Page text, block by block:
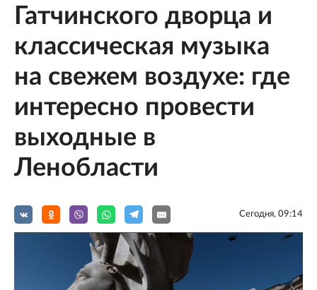
Гатчинского дворца и
классическая музыка
на свежем воздухе: где
интересно провести
выходные в
Ленобласти
Сегодня, 09:14